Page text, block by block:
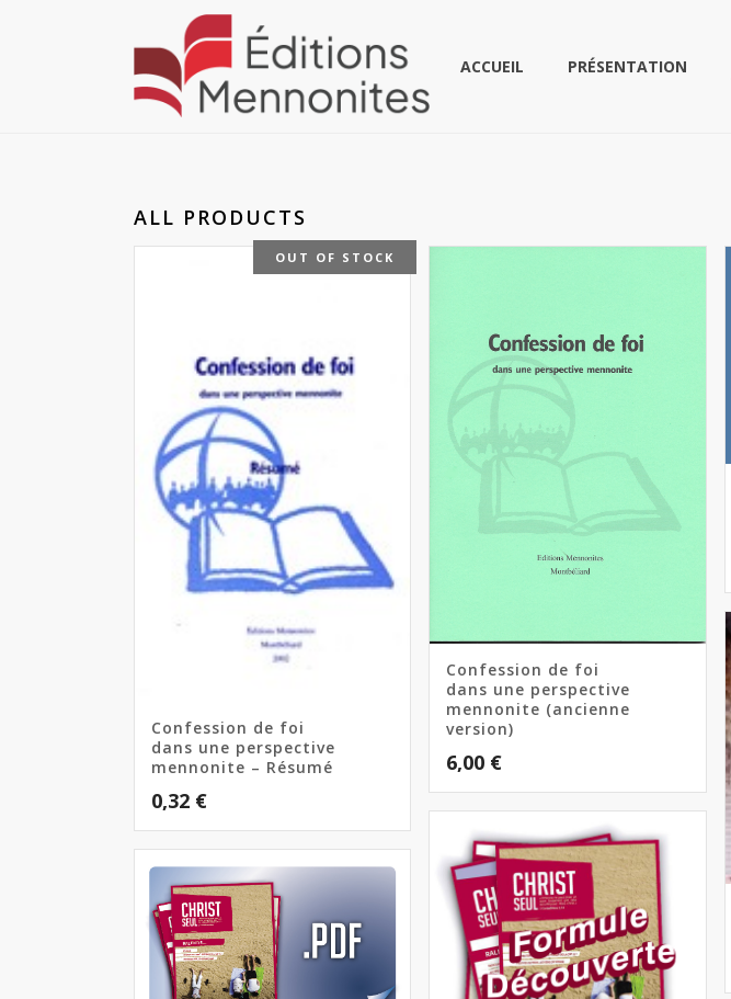
ACCUEIL PRÉSENTATION
ALL PRODUCTS
OUT OF STOCK
Confession de foi
dans une perspective
mennonite – Résumé
0,32 €
Confession de foi
dans une perspective
mennonite (ancienne
version)
6,00 €